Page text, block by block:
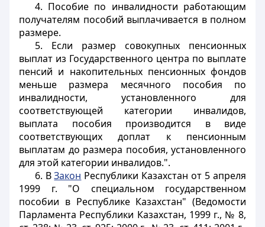
4. Пособие по инвалидности работающим
получателям пособий выплачивается в полном
размере.
5. Если размер совокупных пенсионных
выплат из Государственного центра по выплате
пенсий и накопительных пенсионных фондов
меньше размера месячного пособия по
инвалидности, установленного для
соответствующей категории инвалидов,
выплата пособия производится в виде
соответствующих доплат к пенсионным
выплатам до размера пособия, установленного
для этой категории инвалидов.".
6. ВЗакон Республики Казахстан от 5 апреля
1999 г. "О специальном государственном
пособии в Республике Казахстан" (Ведомости
Парламента Республики Казахстан, 1999 г., № 8,